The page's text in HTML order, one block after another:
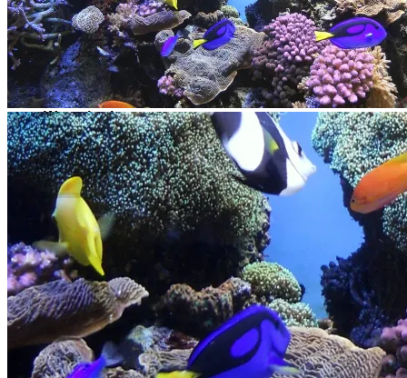
Es befinden sich keine Produkte im Warenkorb.
Zurück zum Shop
0
Warenkorb
Es befinden sich keine Produkte im Warenkorb.
Zurück zum Shop